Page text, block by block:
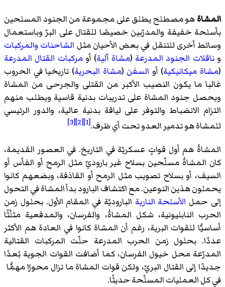
المشاةهو مصطلح يطلق على مجموعة من الجنود المسلحين
بأسلحة خفيفة والمدرّبين خصيصًا للقتال على البرّ وباستعمال
وسائط أخرى للتنقل في بعض الأحيان مثل الشاحنات والمركبات
وناقلات الجنود المدرعة (مشاة آلية) أومركبات القتال المدرعة
(مشاة ميكانيكية) أو السفن (مشاة البحرية) تاريخيا في الحروب
غالبا ما يكون النصيب الأكبر من القتلى والجرحى من المشاة
ويحصل جنود المشاة على تدريبات بدنية قاسية ويطلب منهم
التزام الانضباط والتوفر على لياقة بدنية عالية، والدور الرئيسي
للمشاة هو تدمير العدو تحت أي ظرف.[1]
[2]
[3]
المشاةُ هم أول قواتٍ عسكريّة في التاريخ. في العصور القديمة،
كان المشاةُ مسلّحين بسلاح غير باروديّ مثل الرمح أو الفأس أو
السيف، أو بسلاح تصويب مثل الرمح أو القاذفة، وبضعهم كانوا
يحملون هذين النوعين. مع اكتشاف البارود بدأ المشاة في التحول
إلى حمل الأسلحة النارية الباروديّة في المقام الأول. بحلول زمن
الحرب النابليونية، شكل المشاةُ، والفرسان، والمدفعية مثلّثًا
أساسيًّا للقوات البرية، رغم أن المشاة كانوا في العادة هم الأكثر
عددًا. بحلول زمن الحرب المدرعة حلّت المركبات القتالية
المدرّعة محل خيول الفرسان، كما أضافت القوات الجوية بُعدًا
جديدًا إلى القتال البريّ، ولكن قوات المشاة ما تزال محورًا مهمًّا
في كل العمليات المسلّحة حديثًا.